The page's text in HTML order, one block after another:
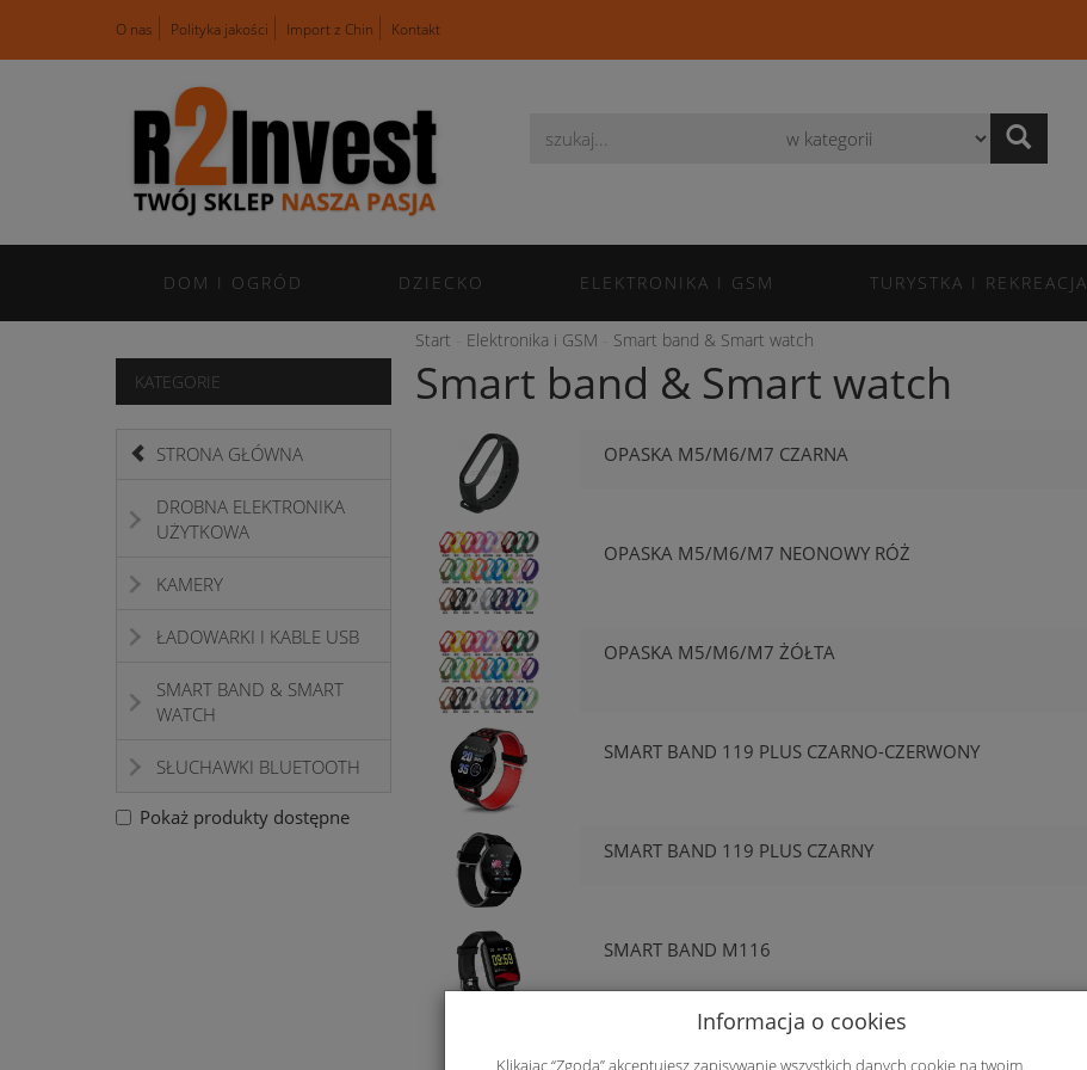
O nas Polityka jakości Import z Chin Kontakt
DOM I OGRÓD DZIECKO ELEKTRONIKA I GSM TURYSTKA I REKREACJA
Start Elektronika i GSM Smart band & Smart watch
Smart band & Smart watch
OPASKA M5/M6/M7 CZARNA
OPASKA M5/M6/M7 NEONOWY RÓŻ
OPASKA M5/M6/M7 ŻÓŁTA
SMART BAND 119 PLUS CZARNO-CZERWONY
SMART BAND 119 PLUS CZARNY
SMART BAND M116
KATEGORIE
STRONA GŁÓWNA
DROBNA ELEKTRONIKA
UŻYTKOWA
KAMERY
ŁADOWARKI I KABLE USB
SMART BAND & SMART
WATCH
SŁUCHAWKI BLUETOOTH
Pokaż produkty dostępne
Informacja o cookies
Klikając “Zgoda” akceptujesz zapisywanie wszystkich danych cookie na twoim